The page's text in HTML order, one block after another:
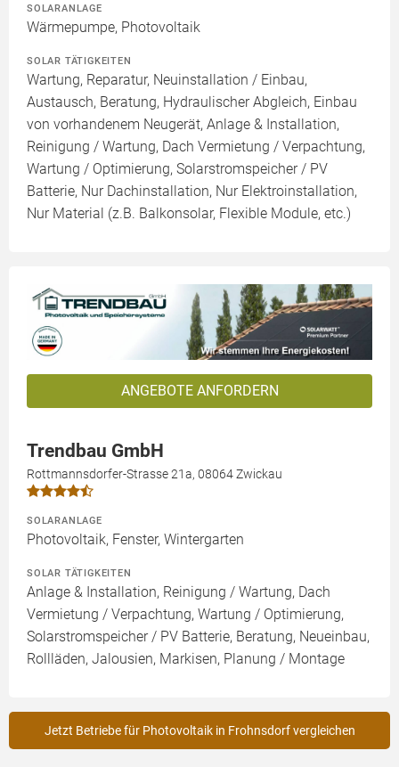
SOLARANLAGE
Wärmepumpe, Photovoltaik
SOLAR TÄTIGKEITEN
Wartung, Reparatur, Neuinstallation / Einbau,
Austausch, Beratung, Hydraulischer Abgleich, Einbau
von vorhandenem Neugerät, Anlage & Installation,
Reinigung / Wartung, Dach Vermietung / Verpachtung,
Wartung / Optimierung, Solarstromspeicher / PV
Batterie, Nur Dachinstallation, Nur Elektroinstallation,
Nur Material (z.B. Balkonsolar, Flexible Module, etc.)
ANGEBOTE ANFORDERN
Trendbau GmbH
Rottmannsdorfer-Strasse 21a, 08064 Zwickau
SOLARANLAGE
Photovoltaik, Fenster, Wintergarten
SOLAR TÄTIGKEITEN
Anlage & Installation, Reinigung / Wartung, Dach
Vermietung / Verpachtung, Wartung / Optimierung,
Solarstromspeicher / PV Batterie, Beratung, Neueinbau,
Rollläden, Jalousien, Markisen, Planung / Montage
Jetzt Betriebe für Photovoltaik in Frohnsdorf vergleichen